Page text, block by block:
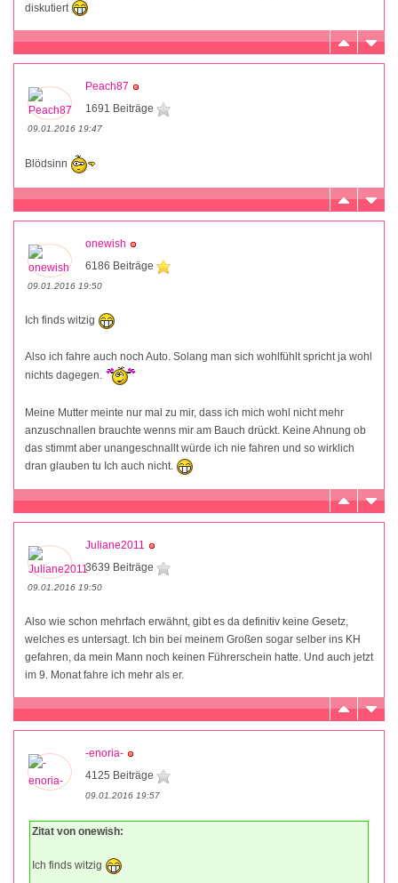
diskutiert
Peach87
1691 Beiträge
09.01.2016 19:47
Blödsinn
onewish
6186 Beiträge
09.01.2016 19:50
Ich finds witzig
Also ich fahre auch noch Auto. Solang man sich wohlfühlt spricht ja wohl
nichts dagegen.
Meine Mutter meinte nur mal zu mir, dass ich mich wohl nicht mehr
anzuschnallen brauchte wenns mir am Bauch drückt. Keine Ahnung ob
das stimmt aber unangeschnallt würde ich nie fahren und so wirklich
dran glauben tu Ich auch nicht.
Juliane2011
3639 Beiträge
09.01.2016 19:50
Also wie schon mehrfach erwähnt, gibt es da definitiv keine Gesetz,
welches es untersagt. Ich bin bei meinem Großen sogar selber ins KH
gefahren, da mein Mann noch keinen Führerschein hatte. Und auch jetzt
im 9. Monat fahre ich mehr als er.
-enoria-
4125 Beiträge
09.01.2016 19:57
Zitat von onewish:
Ich finds witzig